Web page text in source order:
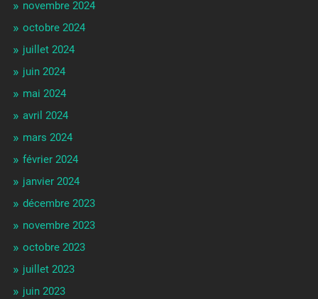
novembre 2024
octobre 2024
juillet 2024
juin 2024
mai 2024
avril 2024
mars 2024
février 2024
janvier 2024
décembre 2023
novembre 2023
octobre 2023
juillet 2023
juin 2023